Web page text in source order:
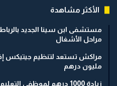
الأكثر مشاهدة
مراحل الأشغال
مليون درهم
زيادة 1000 درهم لموظفي